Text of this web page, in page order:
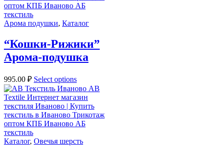
Арома подушки, Каталог
“Кошки-Рижики”
Арома-подушка
995.00 ₽ Select options
Каталог, Овечья шерсть